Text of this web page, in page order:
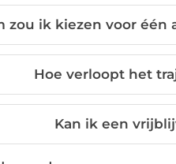
zou ik kiezen voor één
Hoe verloopt het
Kan ik een